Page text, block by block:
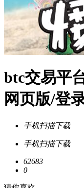
btc交易平
网页版/登
手机扫描下载
手机扫描下载
62683
0